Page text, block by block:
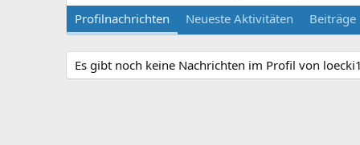
Profilnachrichten Neueste Aktivitäten Beiträge
Es gibt noch keine Nachrichten im Profil von